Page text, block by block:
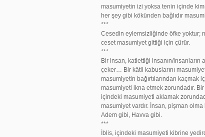
masumiyetin izi yoksa tenin içinde
her şey gibi kökünden bağlıdır
***
Cesedin eylemsizliğinde öfke yoktur;
ceset masumiyet gittiği için çürür.
***
Bir insan, katlettiği insanın/insanların
çeker… Bir kâtil kabuslarını
masumiyetin bağırtılarından kaçmak
masumiyeti ikna etmek zorundadır.
içindeki masumiyeti aklamak
masumiyet vardır. İnsan, pişman
Adem gibi, Havva gibi.
***
İblis, içindeki masumiyeti kibrine